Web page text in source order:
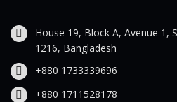
House 19, Block A, Avenue 1,
1216, Bangladesh
+880 1733339696
+880 1711528178